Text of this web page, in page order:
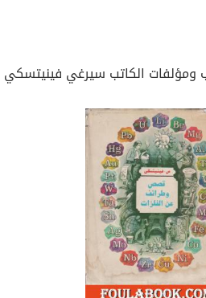
ومؤلفات الكاتب سيرغي فينيتسكي